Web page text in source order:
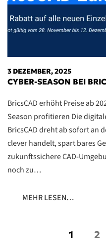
3 DEZEMBER, 2025
CYBER-SEASON BEI
BricsCAD erhöht Preise ab
Season profitieren Die
BricsCAD dreht ab sofort an
clever handelt, spart bares
zukunftssichere CAD-
noch zu…
MEHR LESEN…
1 2